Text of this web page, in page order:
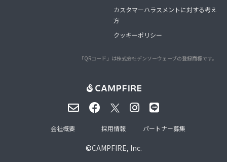
カスタマーハラスメントに対する考え
方
クッキーポリシー
「QRコード」は株式会社デンソーウェーブの登録商標です。
©CAMPFIRE, Inc.
会社概要 採用情報 パートナー募集